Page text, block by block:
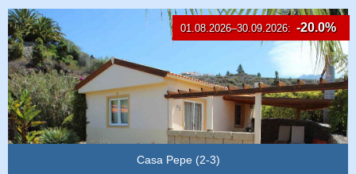
01.08.2026–30.09.2026: -20.0%
Casa Pepe (2-3)